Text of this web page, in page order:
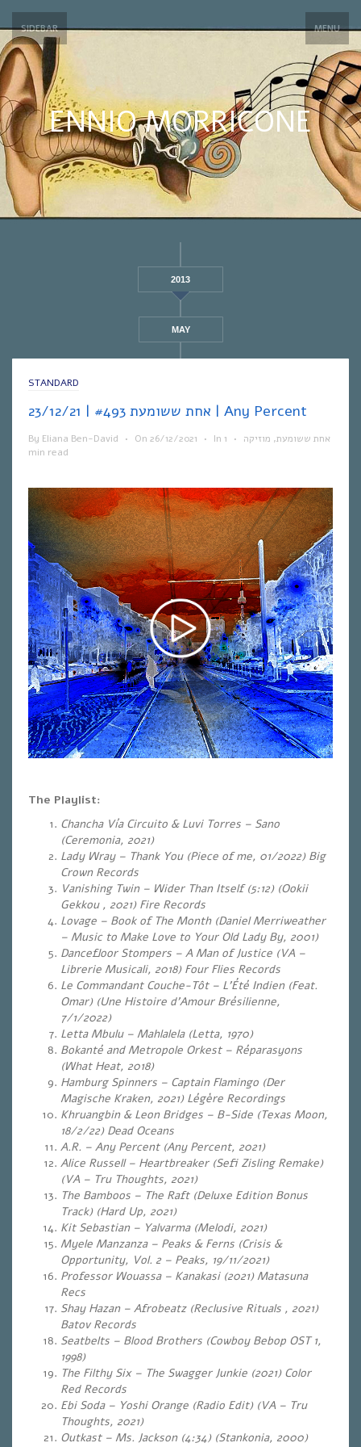
SIDEBAR MENU
ENNIO MORRICONE
2013
MAY
STANDARD
אחת ששומעת #493 | 23/12/21 | Any Percent
By Eliana Ben-David • On 26/12/2021 • In אחת ששומעת, מוזיקה •
1
min read
The Playlist:
Chancha Vía Circuito & Luvi Torres – Sano
(Ceremonia, 2021)
Lady Wray – Thank You (Piece of me, 01/2022) Big
Crown Records
Vanishing Twin – Wider Than Itself (5:12) (Ookii
Gekkou , 2021) Fire Records
Lovage – Book of The Month (Daniel Merriweather
– Music to Make Love to Your Old Lady By, 2001)
Dancefloor Stompers – A Man of Justice (VA –
Librerie Musicali, 2018) Four Flies Records
Le Commandant Couche-Tôt – L’Été Indien (Feat.
Omar) (Une Histoire d’Amour Brésilienne,
7/1/2022)
Letta Mbulu – Mahlalela (Letta, 1970)
Bokanté and Metropole Orkest – Réparasyons
(What Heat, 2018)
Hamburg Spinners – Captain Flamingo (Der
Magische Kraken, 2021) Légère Recordings
Khruangbin & Leon Bridges – B-Side (Texas Moon,
18/2/22) Dead Oceans
A.R. – Any Percent (Any Percent, 2021)
Alice Russell – Heartbreaker (Sefi Zisling Remake)
(VA – Tru Thoughts, 2021)
The Bamboos – The Raft (Deluxe Edition Bonus
Track) (Hard Up, 2021)
Kit Sebastian – Yalvarma (Melodi, 2021)
Myele Manzanza – Peaks & Ferns (Crisis &
Opportunity, Vol. 2 – Peaks, 19/11/2021)
Professor Wouassa – Kanakasi (2021) Matasuna
Recs
Shay Hazan – Afrobeatz (Reclusive Rituals , 2021)
Batov Records
Seatbelts – Blood Brothers (Cowboy Bebop OST 1,
1998)
The Filthy Six – The Swagger Junkie (2021) Color
Red Records
Ebi Soda – Yoshi Orange (Radio Edit) (VA – Tru
Thoughts, 2021)
Outkast – Ms. Jackson (4:34) (Stankonia, 2000)